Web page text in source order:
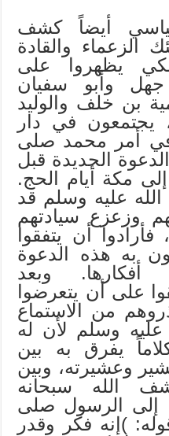
أيضاً كشف
الزعماء والقادة
يظهروا على
جهل وأبو سفيان
بن خلف والوليد
يجتمعون في دار
في أمر محمد صلى
الجديدة قبل
مكة أيام الحج.
عليه وسلم قد
وزعزع سيادتهم
أن يتفقوا
به هذه الدعوة
أفكارها. وبعد
على أن يتعرضوا
من الاستماع
وسلم لأن له
يفرق به بين
وعشيرته، وبين
الله سبحانه
إلى الرسول صلى
)إنه فكر وقدر